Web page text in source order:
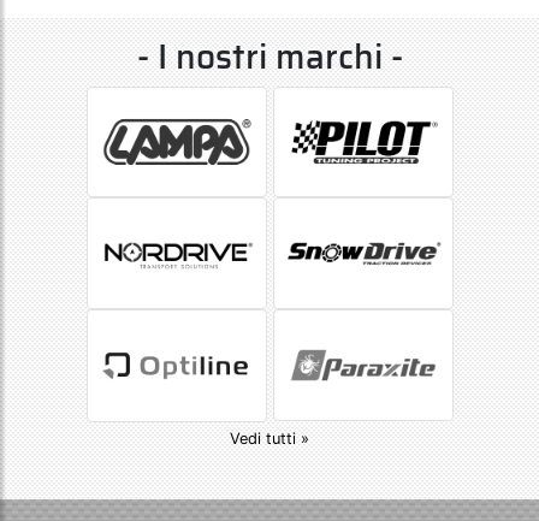
- I nostri marchi -
Vedi tutti »